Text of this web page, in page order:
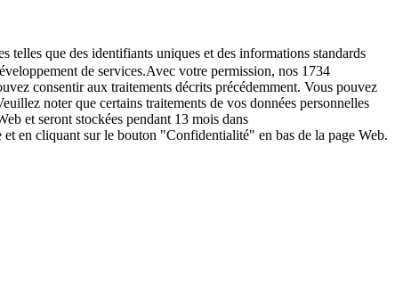
telles que des identifiants uniques et des informations standards
de services.Avec votre permission, nos 1734
consentir aux traitements décrits précédemment. Vous pouvez
noter que certains traitements de vos données personnelles
et seront stockées pendant 13 mois dans
en cliquant sur le bouton "Confidentialité" en bas de la page Web.